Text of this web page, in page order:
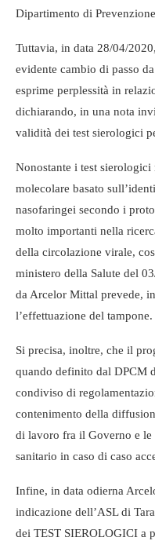
Dipartimento di
Tuttavia, in data 28/04/
evidente cambio di passo
esprime perplessità in
dichiarando, in una nota
validità dei test sierologici
Nonostante i test
molecolare basato
nasofaringei secondo i
molto importanti nella
della circolazione virale,
ministero della Salute del
da Arcelor Mittal prevede,
l’effettuazione del tampone.
Si precisa, inoltre, che il
quando definito dal DPCM
condiviso di
contenimento della
di lavoro fra il Governo e
sanitario in caso di caso
Infine, in data odierna
indicazione dell’ASL di
dei TEST SIEROLOGICI a